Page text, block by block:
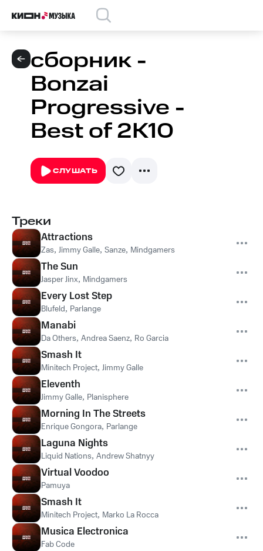
сборник -
Bonzai
Progressive -
Best of 2K10
СЛУШАТЬ
Треки
Attractions
Zas, Jimmy Galle, Sanze, Mindgamers
The Sun
Jasper Jinx, Mindgamers
Every Lost Step
Blufeld, Parlange
Manabi
Da Others, Andrea Saenz, Ro Garcia
Smash It
Minitech Project, Jimmy Galle
Eleventh
Jimmy Galle, Planisphere
Morning In The Streets
Enrique Gongora, Parlange
Laguna Nights
Liquid Nations, Andrew Shatnyy
Virtual Voodoo
Pamuya
Smash It
Minitech Project, Marko La Rocca
Musica Electronica
Fab Code